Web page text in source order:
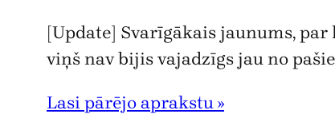
[Update] Svarīgākais jaunums,
viņš nav bijis vajadzīgs jau no
Lasi pārējo aprakstu »